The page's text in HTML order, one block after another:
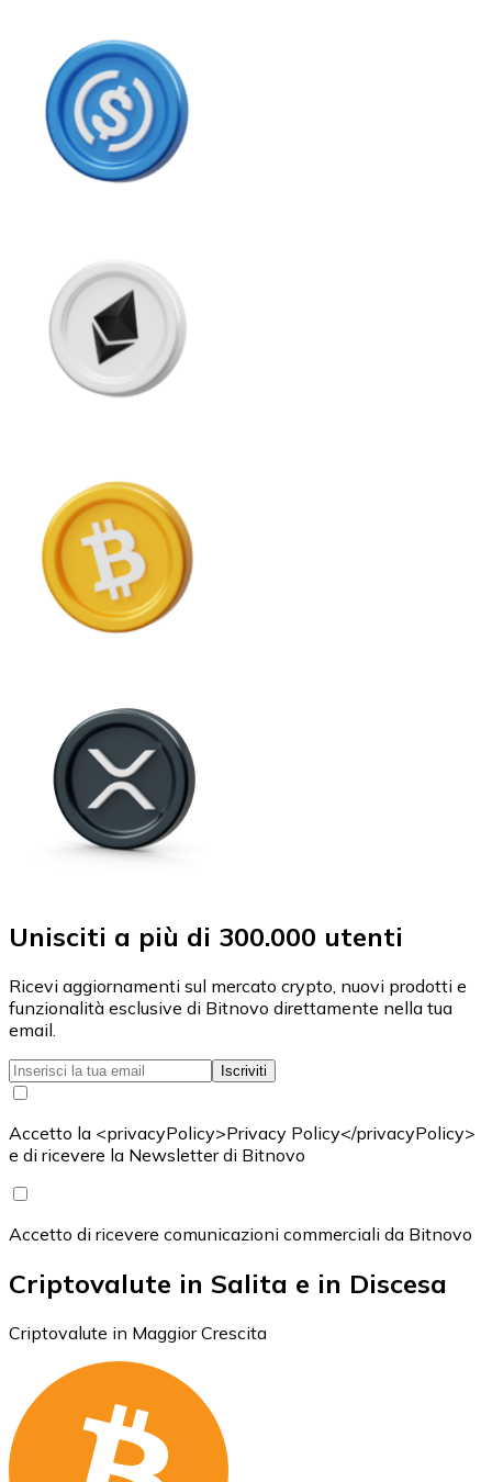
Unisciti a più di 300.000 utenti
Ricevi aggiornamenti sul mercato crypto, nuovi prodotti e
funzionalità esclusive di Bitnovo direttamente nella tua
email.
Iscriviti
Accetto la <privacyPolicy>Privacy Policy</privacyPolicy>
e di ricevere la Newsletter di Bitnovo
Accetto di ricevere comunicazioni commerciali da Bitnovo
Criptovalute in Salita e in Discesa
Criptovalute in Maggior Crescita